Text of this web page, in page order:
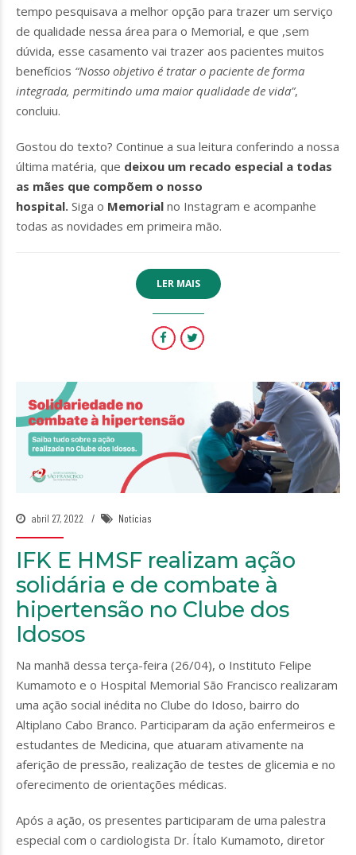
tempo pesquisava a melhor opção para trazer um serviço
de qualidade nessa área para o Memorial, e que ,sem
dúvida, esse casamento vai trazer aos pacientes muitos
benefícios “Nosso objetivo é tratar o paciente de forma
integrada, permitindo uma maior qualidade de vida”,
concluiu.
Gostou do texto? Continue a sua leitura conferindo a nossa
última matéria, que deixou um recado especial a todas
as mães que compõem o nosso
hospital. Siga o Memorial no Instagram e acompanhe
todas as novidades em primeira mão.
LER MAIS
abril 27, 2022 Notícias
IFK E HMSF realizam ação
solidária e de combate à
hipertensão no Clube dos
Idosos
Na manhã dessa terça-feira (26/04), o Instituto Felipe
Kumamoto e o Hospital Memorial São Francisco realizaram
uma ação social inédita no Clube do Idoso, bairro do
Altiplano Cabo Branco. Participaram da ação enfermeiros e
estudantes de Medicina, que atuaram ativamente na
aferição de pressão, realização de testes de glicemia e no
oferecimento de orientações médicas.
Após a ação, os presentes participaram de uma palestra
especial com o cardiologista Dr. Ítalo Kumamoto, diretor